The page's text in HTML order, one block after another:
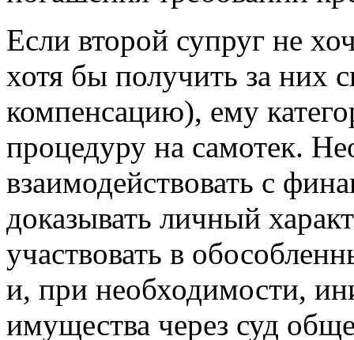
Если второй супруг не
хотя бы получить за них
компенсацию), ему
процедуру на самотек.
взаимодействовать с
доказывать личный
участвовать в
и, при необходимости,
имущества через суд